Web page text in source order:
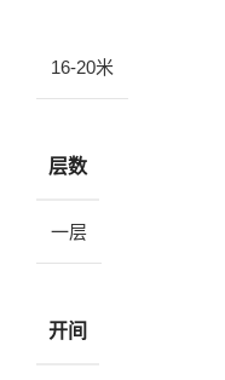
16-20米
层数
一层
开间